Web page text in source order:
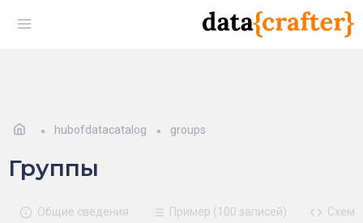
hubofdatacatalog groups
Группы
Общие сведения Пример (100 записей) Схема